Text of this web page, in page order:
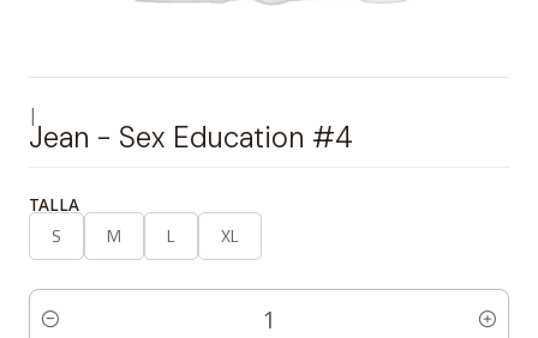
|
Jean - Sex Education #4
TALLA
S M L XL
Cantidad